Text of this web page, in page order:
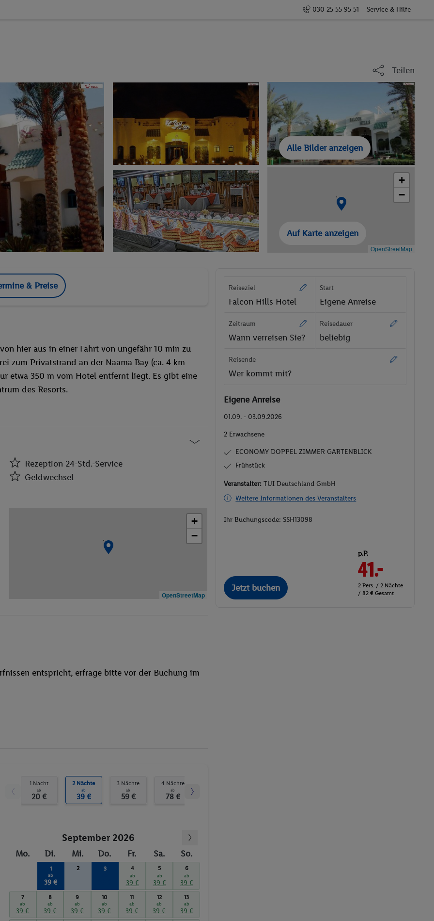
030 25 55 95 51 Service & Hilfe
Teilen
Alle Bilder anzeigen
+
−
OpenStreetMap
Auf Karte anzeigen
& Preise
hier aus in einer Fahrt von ungefähr 10 min zu
zum Privatstrand an der Naama Bay (ca. 4 km
etwa 350 m vom Hotel entfernt liegt. Es gibt eine
des Resorts.
Rezeption 24-Std.-Service
Geldwechsel
Restaurant(s) mit Nichtraucherbereich
Restaurant
Windsurfen
Aerobic
Darts
Animation
Sauna
Massagen
+
−
OpenStreetMap
entspricht, erfrage bitte vor der Buchung im
1 Nacht
ab
20 €
2 Nächte
ab
39 €
3 Nächte
ab
59 €
4 Nächte
ab
78 €
September 2026
Mo. Di. Mi. Do. Fr. Sa. So.
1
ab
39 €
2 3 4
ab
39 €
5
ab
39 €
6
ab
39 €
7
ab
39 €
8
ab
39 €
9
ab
39 €
10
ab
39 €
11
ab
39 €
12
ab
39 €
13
ab
39 €
Reiseziel
Falcon Hills Hotel
Start
Eigene Anreise
Zeitraum
Wann verreisen Sie?
Reisedauer
beliebig
Reisende
Wer kommt mit?
Eigene Anreise
01.09. - 03.09.2026
2 Erwachsene
ECONOMY DOPPEL ZIMMER GARTENBLICK
Frühstück
Veranstalter:TUI Deutschland GmbH
Weitere Informationen des Veranstalters
Ihr Buchungscode: SSH13098
Jetzt buchen
p.P.
41.-
2 Pers. / 2 Nächte
/ 82 € Gesamt